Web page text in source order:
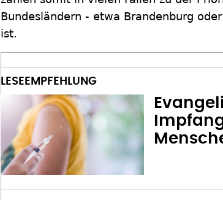
Bundesländern - etwa Brandenburg
ist.